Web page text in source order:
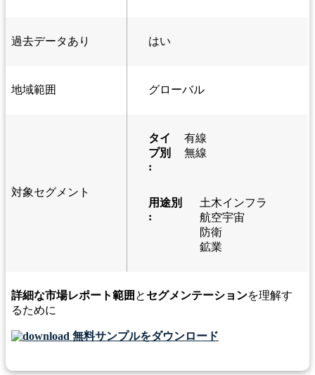
過去データあり はい
地域範囲 グローバル
対象セグメント
タイ
プ別
:
有線
無線
用途別
:
土木インフラ
航空宇宙
防衛
鉱業
詳細な市場レポート範囲 と セグメンテーションを理解す
るために
無料サンプルをダウンロード